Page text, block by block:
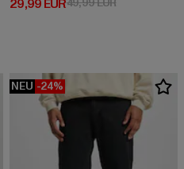
29,99 EUR
NEU -24%